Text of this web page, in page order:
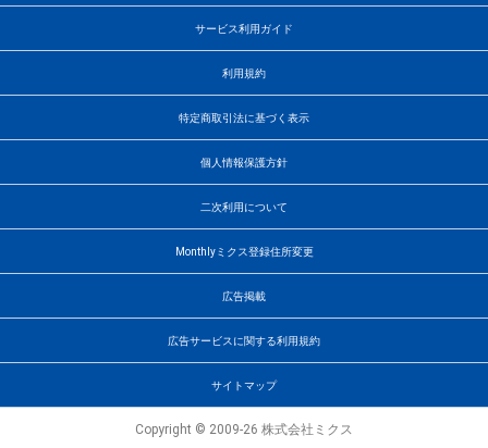
サービス利用ガイド
利用規約
特定商取引法に基づく表示
個人情報保護方針
二次利用について
Monthlyミクス登録住所変更
広告掲載
広告サービスに関する利用規約
サイトマップ
Copyright © 2009-26 株式会社ミクス